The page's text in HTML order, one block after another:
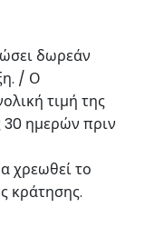
δωρεάν
/ Ο
τιμή της
30 ημερών πριν
χρεωθεί το
κράτησης.